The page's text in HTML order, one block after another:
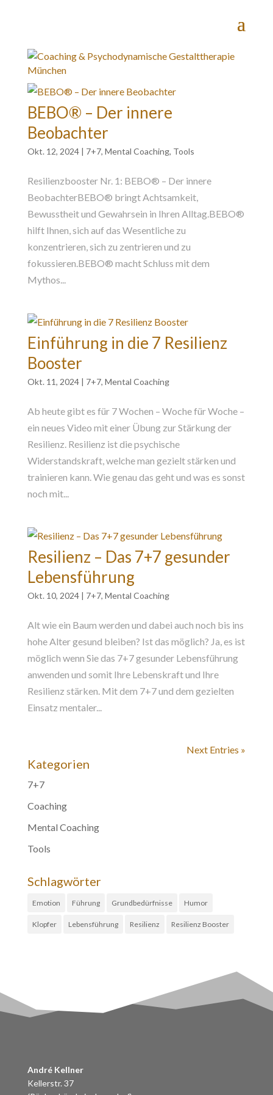
BEBO® – Der innere
Beobachter
Okt. 12, 2024| 7+7, Mental Coaching, Tools
Resilienzbooster Nr. 1: BEBO® – Der innere
BeobachterBEBO® bringt Achtsamkeit,
Bewusstheit und Gewahrsein in Ihren Alltag.BEBO®
hilft Ihnen, sich auf das Wesentliche zu
konzentrieren, sich zu zentrieren und zu
fokussieren.BEBO® macht Schluss mit dem
Mythos...
Einführung in die 7 Resilienz
Booster
Okt. 11, 2024| 7+7, Mental Coaching
Ab heute gibt es für 7 Wochen – Woche für Woche –
ein neues Video mit einer Übung zur Stärkung der
Resilienz. Resilienz ist die psychische
Widerstandskraft, welche man gezielt stärken und
trainieren kann. Wie genau das geht und was es sonst
noch mit...
Resilienz – Das 7+7 gesunder
Lebensführung
Okt. 10, 2024| 7+7, Mental Coaching
Alt wie ein Baum werden und dabei auch noch bis ins
hohe Alter gesund bleiben? Ist das möglich? Ja, es ist
möglich wenn Sie das 7+7 gesunder Lebensführung
anwenden und somit Ihre Lebenskraft und Ihre
Resilienz stärken. Mit dem 7+7 und dem gezielten
Einsatz mentaler...
Next Entries »
Kategorien
7+7
Coaching
Mental Coaching
Tools
Schlagwörter
Emotion Führung Grundbedürfnisse Humor
Klopfer Lebensführung Resilienz Resilienz Booster
André Kellner
Kellerstr. 37